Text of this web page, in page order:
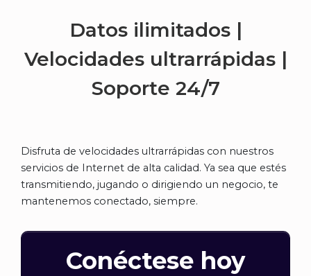
Datos ilimitados |
Velocidades ultrarrápidas |
Soporte 24/7
Disfruta de velocidades ultrarrápidas con nuestros
servicios de Internet de alta calidad. Ya sea que estés
transmitiendo, jugando o dirigiendo un negocio, te
mantenemos conectado, siempre.
Conéctese hoy